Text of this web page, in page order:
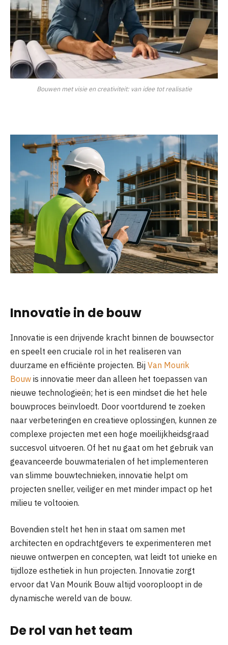
Bouwen met visie en creativiteit: van idee tot realisatie
Innovatie in de bouw
Innovatie is een drijvende kracht binnen de bouwsector
en speelt een cruciale rol in het realiseren van
duurzame en efficiënte projecten. Bij Van Mourik
Bouw is innovatie meer dan alleen het toepassen van
nieuwe technologieën; het is een mindset die het hele
bouwproces beïnvloedt. Door voortdurend te zoeken
naar verbeteringen en creatieve oplossingen, kunnen ze
complexe projecten met een hoge moeilijkheidsgraad
succesvol uitvoeren. Of het nu gaat om het gebruik van
geavanceerde bouwmaterialen of het implementeren
van slimme bouwtechnieken, innovatie helpt om
projecten sneller, veiliger en met minder impact op het
milieu te voltooien.
Bovendien stelt het hen in staat om samen met
architecten en opdrachtgevers te experimenteren met
nieuwe ontwerpen en concepten, wat leidt tot unieke en
tijdloze esthetiek in hun projecten. Innovatie zorgt
ervoor dat Van Mourik Bouw altijd vooroploopt in de
dynamische wereld van de bouw.
De rol van het team